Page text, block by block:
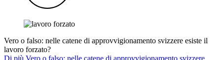
Vero o falso: nelle catene di approvvigionamento svizzere esiste il
lavoro forzato?